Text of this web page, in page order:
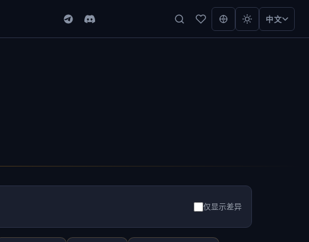
中文
仅显示差异